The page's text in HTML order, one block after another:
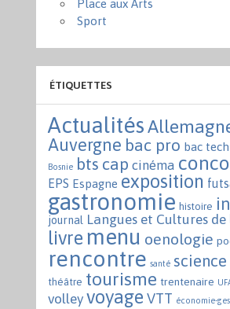
Place aux Arts
Sport
ÉTIQUETTES
Actualités
Auvergne bac pro bac
Bosnie bts cap cinéma
EPS Espagne exposition
gastronomie histoire
journal Langues et Cultures
livre menu oenologie
rencontre santé science
théâtre tourisme trentenaire
volley voyage VTT économie-